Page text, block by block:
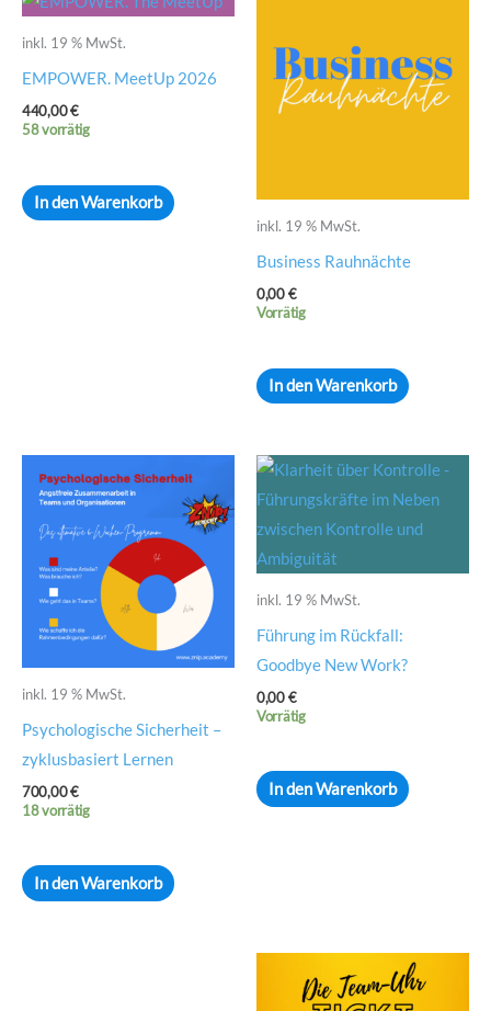
inkl. 19 % MwSt.
EMPOWER. MeetUp 2026
440,00€
58 vorrätig
In den Warenkorb
inkl. 19 % MwSt.
Business Rauhnächte
0,00€
Vorrätig
In den Warenkorb
inkl. 19 % MwSt.
Psychologische Sicherheit –
zyklusbasiert Lernen
700,00€
18 vorrätig
In den Warenkorb
inkl. 19 % MwSt.
Führung im Rückfall:
Goodbye New Work?
0,00€
Vorrätig
In den Warenkorb